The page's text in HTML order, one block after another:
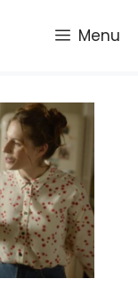
Menu